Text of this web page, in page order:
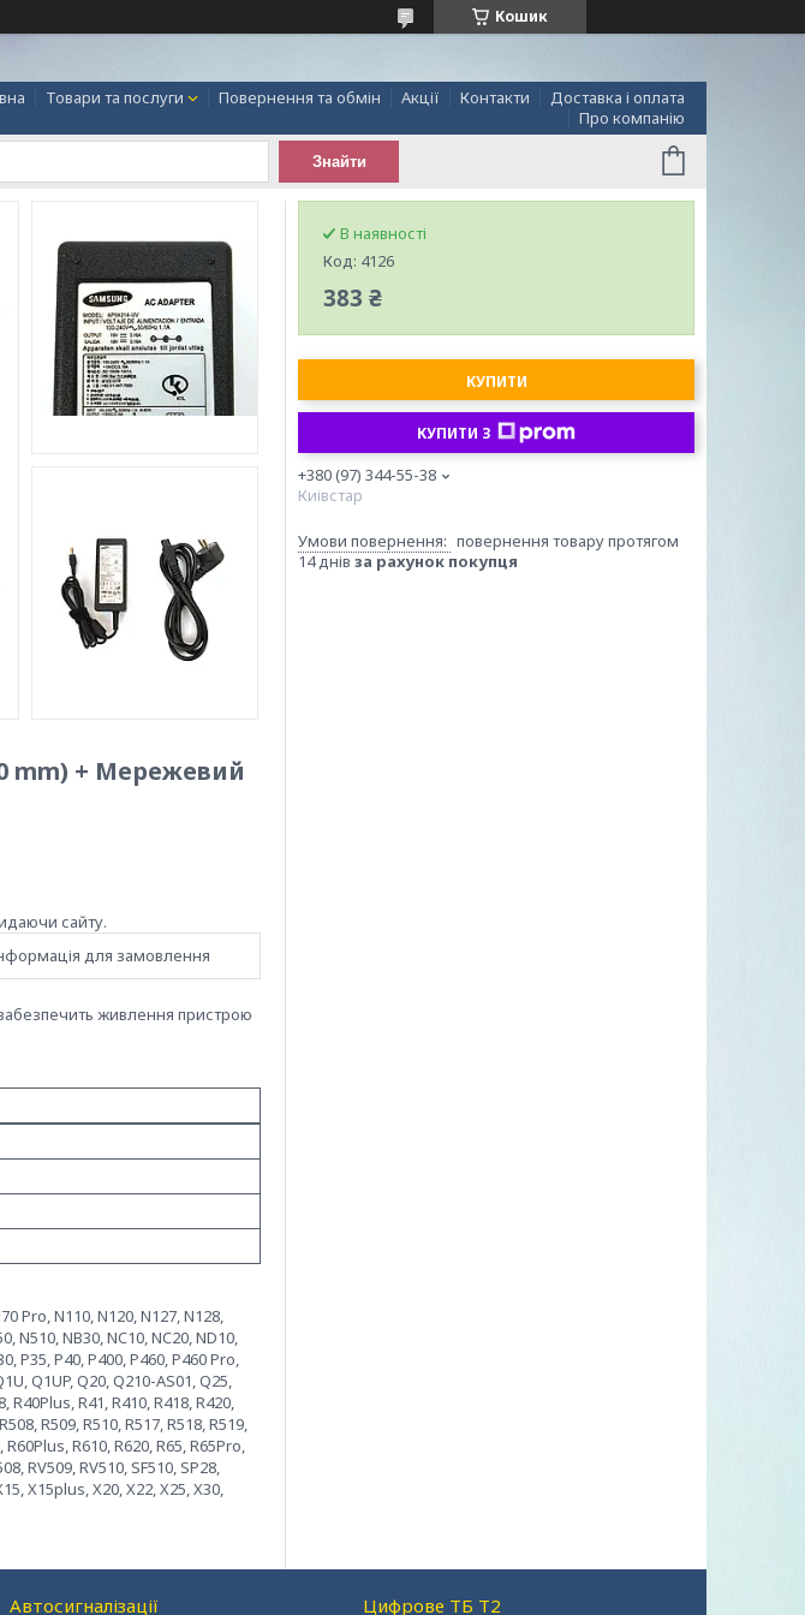
Кошик
Товари та послуги Повернення та обмін Акції Контакти
Доставка і оплата
Про компанію
Знайти
mm) + Мережевий
сайту.
для замовлення
живлення пристрою
Pro, N110, N120, N127, N128,
N510, NB30, NC10, NC20, ND10,
P35, P40, P400, P460, P460 Pro,
Q1UP, Q20, Q210-AS01, Q25,
R40Plus, R41, R410, R418, R420,
R509, R510, R517, R518, R519,
R60Plus, R610, R620, R65, R65Pro,
RV509, RV510, SF510, SP28,
X15plus, X20, X22, X25, X30,
В наявності
Код: 4126
383 ₴
КУПИТИ
КУПИТИ З
+380 (97) 344-55-38
Киівстар
повернення товару протягом
14 днів за рахунок покупця
Автосигналізації Цифрове ТБ Т2